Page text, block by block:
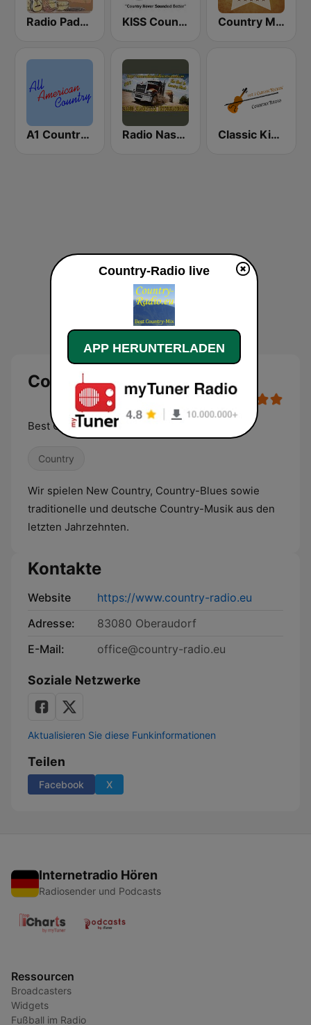
Radio Padova Country Hits KISS Country Country Music Radio - Irish Country
A1 Country - All American Country Radio Radio Nashville International Classic Kickin' Country Radio
Country-Radio Live
Best Country-Mix
Country
Wir spielen New Country, Country-Blues sowie
traditionelle und deutsche Country-Musik aus den
letzten Jahrzehnten.
Kontakte
Website
https://www.country-radio.eu
Adresse:
83080 Oberaudorf
E-Mail:
office@country-radio.eu
Soziale Netzwerke
Aktualisieren Sie diese Funkinformationen
Teilen
Facebook X
Internetradio Hören
Radiosender und Podcasts
Ressourcen
Broadcasters
Widgets
Fußball im Radio
Country-Radio live
APP HERUNTERLADEN